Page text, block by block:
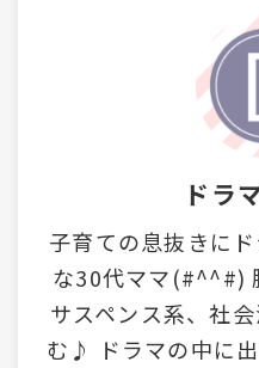
ドラ
子育ての息抜きに
な30代ママ(#^^#)
サスペンス系、社
む♪ ドラマの中に